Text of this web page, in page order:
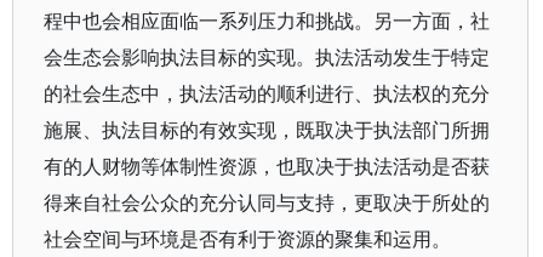
程中也会相应面临一系列压力和挑战。另一方面，社
会生态会影响执法目标的实现。执法活动发生于特定
的社会生态中，执法活动的顺利进行、执法权的充分
施展、执法目标的有效实现，既取决于执法部门所拥
有的人财物等体制性资源，也取决于执法活动是否获
得来自社会公众的充分认同与支持，更取决于所处的
社会空间与环境是否有利于资源的聚集和运用。